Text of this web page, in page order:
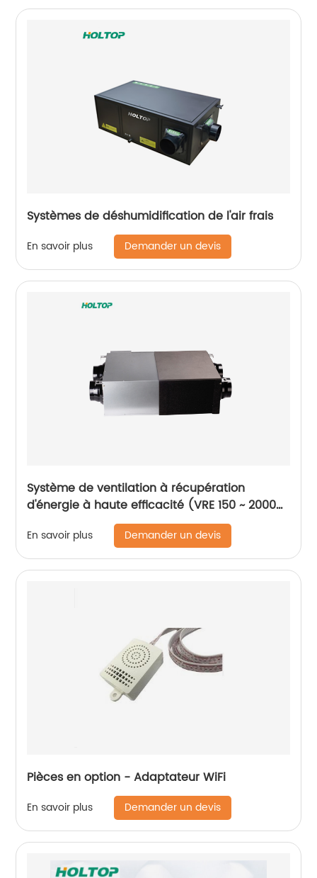
Systèmes de déshumidification de l'air frais
En savoir plus Demander un devis
Système de ventilation à récupération
d'énergie à haute efficacité (VRE 150 ~ 2000
En savoir plus Demander un devis
Pièces en option - Adaptateur WiFi
En savoir plus Demander un devis